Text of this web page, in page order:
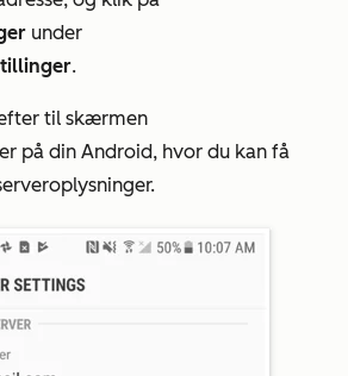
under
.
til skærmen
på din Android, hvor du kan få
.